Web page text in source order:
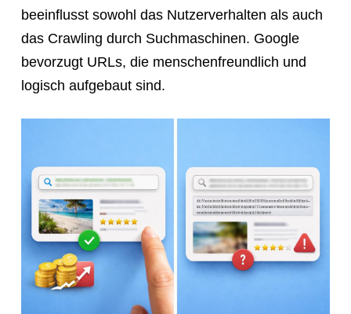
beeinflusst sowohl das Nutzerverhalten als auch
das Crawling durch Suchmaschinen. Google
bevorzugt URLs, die menschenfreundlich und
logisch aufgebaut sind.